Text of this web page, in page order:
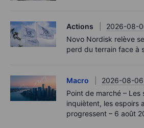
Actions
2026-08-
Novo Nordisk relève
perd du terrain face à
Macro
2026-08-
Point de marché –
inquiètent, les espoirs
progressent – 6 août